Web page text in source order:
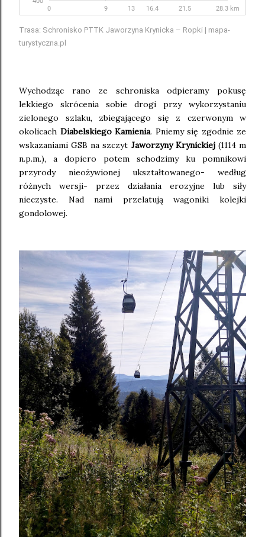
Trasa: Schronisko PTTK Jaworzyna Krynicka – Ropki | mapa-
turystyczna.pl
Wychodząc rano ze schroniska odpieramy pokusę
lekkiego skrócenia sobie drogi przy wykorzystaniu
zielonego szlaku, zbiegającego się z czerwonym w
okolicach Diabelskiego Kamienia. Pniemy się zgodnie ze
wskazaniami GSB na szczyt Jaworzyny Krynickiej(1114 m
n.p.m.), a dopiero potem schodzimy ku pomnikowi
przyrody nieożywionej ukształtowanego- według
różnych wersji- przez działania erozyjne lub siły
nieczyste. Nad nami przelatują wagoniki kolejki
gondolowej.